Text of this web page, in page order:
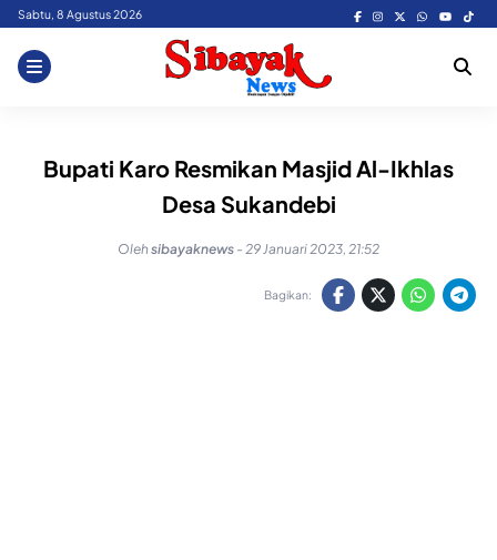
Skip
content
Sabtu, 8 Agustus 2026
Bupati Karo Resmikan Masjid Al-Ikhlas
Desa Sukandebi
Olehsibayaknews - 29 Januari 2023, 21:52
Bagikan: